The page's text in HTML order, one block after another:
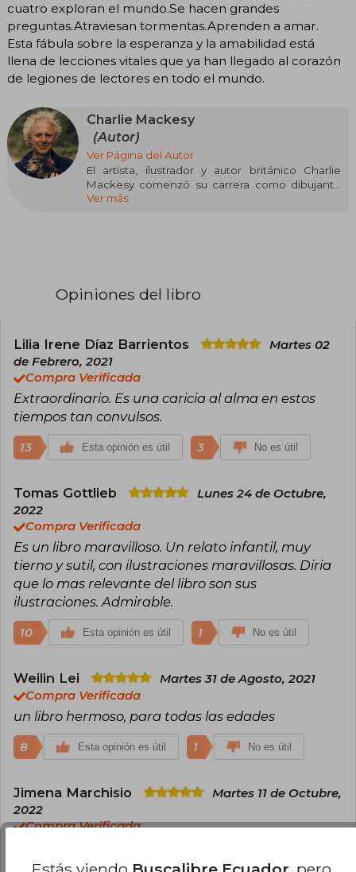
cuatro exploran el mundo.Se hacen grandes
preguntas.Atraviesan tormentas.Aprenden a amar.
Esta fábula sobre la esperanza y la amabilidad está
llena de lecciones vitales que ya han llegado al corazón
de legiones de lectores en todo el mundo.
Charlie Mackesy
(Autor)
Ver Página del Autor
El artista, ilustrador y autor británico Charlie
Mackesy comenzó su carrera como dibujante
de The Spectator, antes de convertirse en
Ver más
Opiniones del libro
Lilia Irene Díaz Barrientos
Martes 02
de Febrero, 2021
Compra Verificada
Extraordinario. Es una caricia al alma en estos
tiempos tan convulsos.
13 Esta opinión es útil 3 No es útil
Tomas Gottlieb
Lunes 24 de Octubre,
2022
Compra Verificada
Es un libro maravilloso. Un relato infantil, muy
tierno y sutil, con ilustraciones maravillosas. Diria
que lo mas relevante del libro son sus
ilustraciones. Admirable.
10 Esta opinión es útil 1 No es útil
Weilin Lei
Martes 31 de Agosto, 2021
Compra Verificada
un libro hermoso, para todas las edades
8 Esta opinión es útil 1 No es útil
Jimena Marchisio
Martes 11 de Octubre,
2022
Compra Verificada